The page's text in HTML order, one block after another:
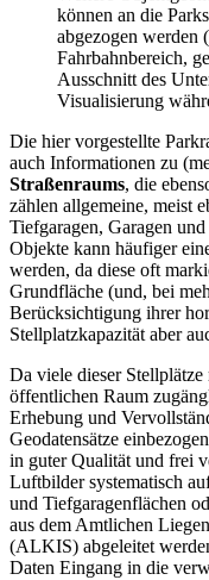
können an die
abgezogen werden
Fahrbahnbereich,
Ausschnitt des
Visualisierung
Die hier vorgestellte
auch Informationen zu
Straßenraums, die
zählen allgemeine, meist
Tiefgaragen, Garagen
Objekte kann häufiger
werden, da diese oft
Grundfläche (und, bei
Berücksichtigung ihrer
Stellplatzkapazität aber
Da viele dieser
öffentlichen Raum
Erhebung und
Geodatensätze
in guter Qualität und frei
Luftbilder systematisch
und Tiefgaragenflächen
aus dem Amtlichen
(ALKIS) abgeleitet
Daten Eingang in die